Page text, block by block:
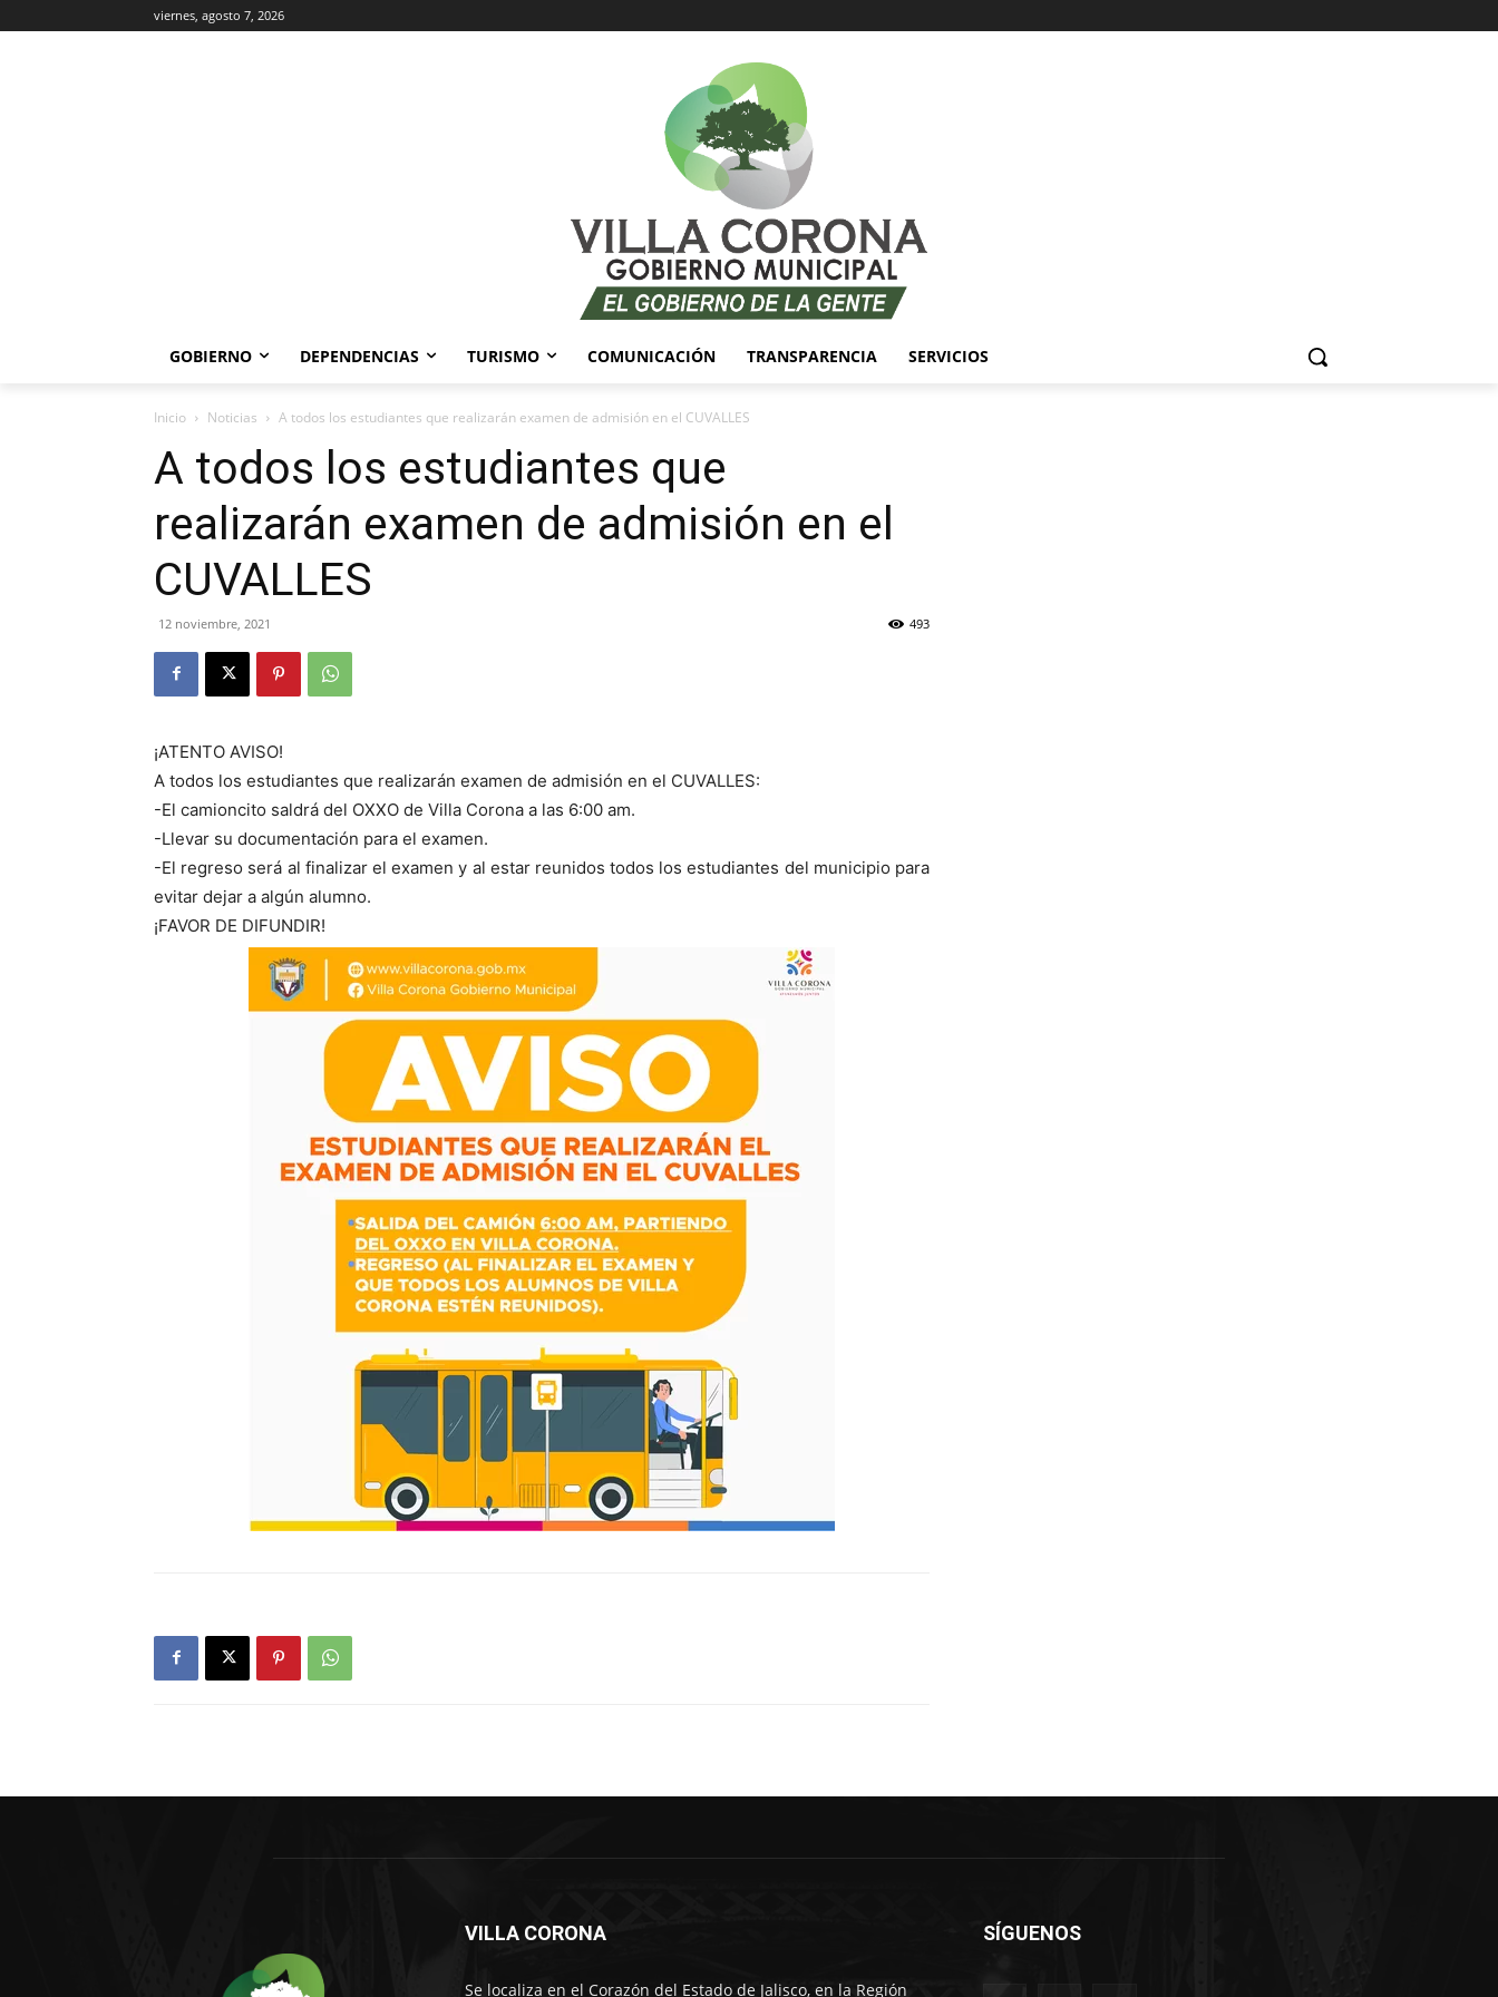
viernes, agosto 7, 2026
GOBIERNO DEPENDENCIAS TURISMO COMUNICACIÓN TRANSPARENCIA SERVICIOS
Inicio Noticias A todos los estudiantes que realizarán examen de admisión en el CUVALLES
A todos los estudiantes que
realizarán examen de admisión en el
CUVALLES
12 noviembre, 2021 493
¡ATENTO AVISO!
A todos los estudiantes que realizarán examen de admisión en el CUVALLES:
-El camioncito saldrá del OXXO de Villa Corona a las 6:00 am.
-Llevar su documentación para el examen.
-El regreso será al finalizar el examen y al estar reunidos todos los estudiantes del municipio para
evitar dejar a algún alumno.
¡FAVOR DE DIFUNDIR!
VILLA CORONA
Se localiza en el Corazón del Estado de Jalisco, en la Región
SÍGUENOS